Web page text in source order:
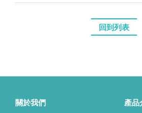
回到列表
關於我們 產品